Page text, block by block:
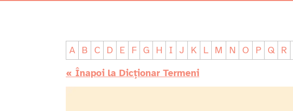
A B C D E F G H I J K L M N O P Q R
« Înapoi la Dicționar Termeni